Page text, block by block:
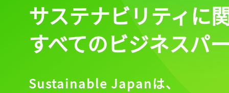
サステナビリティに
すべてのビジネスパ
Sustainable Japanは、